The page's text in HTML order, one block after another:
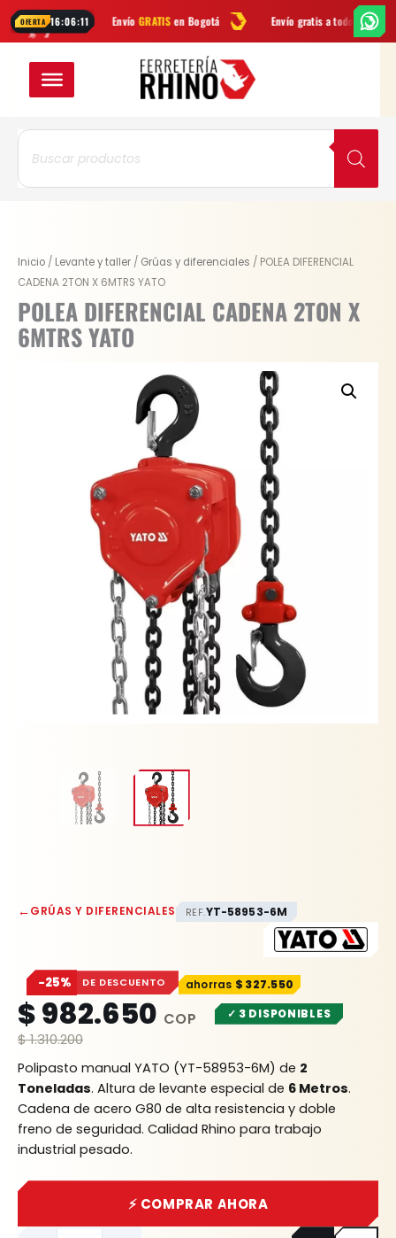
OFERTA 16:06:11
EnvíoGRATIS en Bogotá Envío gratis a todo Colombia desde
Búsqueda
productos
Inicio / Levante y taller / Grúas y diferenciales / POLEA DIFERENCIAL
CADENA 2TON X 6MTRS YATO
POLEA DIFERENCIAL CADENA 2TON X
6MTRS YATO
←GRÚAS Y DIFERENCIALES REF.YT-58953-6M
−25% DE DESCUENTO $ 327.550
$1.310.200
Original
price
was:
$ 1.310.200.
$982.650
Current
price
is:
$ 982.650.
✓ 3 DISPONIBLES
Polipasto manual YATO (YT-58953-6M) de 2
Toneladas. Altura de levante especial de 6 Metros.
Cadena de acero G80 de alta resistencia y doble
freno de seguridad. Calidad Rhino para trabajo
industrial pesado.
POLEA
DIFERENCIAL
CADENA
2TON
X
⚡ COMPRAR AHORA